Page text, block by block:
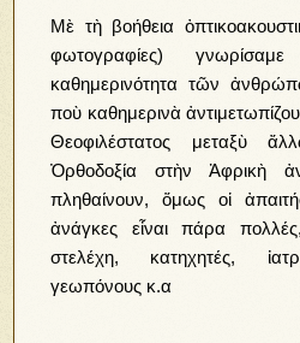
Μὲ τὴ βοήθεια
φωτογραφίες)
καθημερινότητα τῶν
ποὺ καθημερινὰ
Θεοφιλέστατος μεταξὺ
Ὀρθοδοξία στὴν Ἀφρικὴ
πληθαίνουν, ὅμως οἱ
ἀνάγκες εἶναι πάρα
στελέχη, κατηχητές,
γεωπόνους κ.α